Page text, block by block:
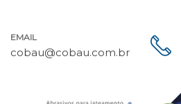
EMAIL
cobau@cobau.com.br